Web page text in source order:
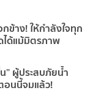
ข้าง! ให้กำลังใจทุก
ได้แม้มิตรภาพ
” ผู้ประสบภัยน้ำ
นนี้จมแล้ว!